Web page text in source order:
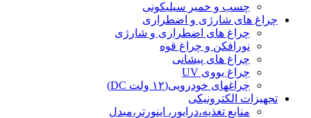
چسب و خمیر سیلیکونی
چراغ های شارژی و اضطراری
چراغ های اضطراری و شارژی
نورافکن و چراغ قوه
چراغ های پیشانی
چراغ یووی UV
چراغهای خودرویی(۱۲ ولت DC)
تجهیزات الکترونیکی
منابع تغذیه،درایور، اینورتر،مبدل